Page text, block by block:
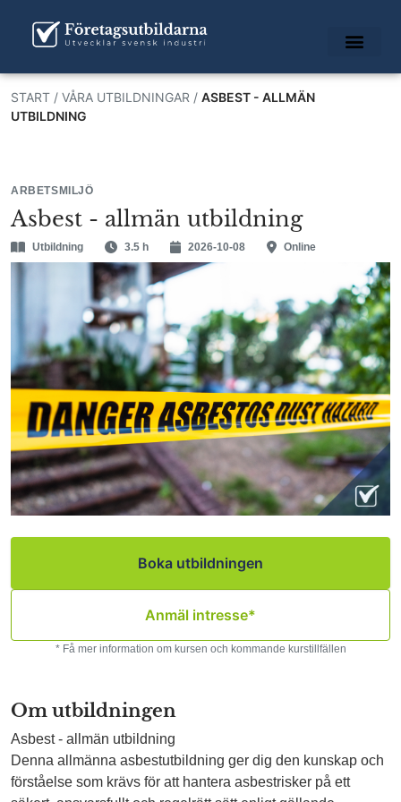
START / VÅRA UTBILDNINGAR / ASBEST - ALLMÄN
UTBILDNING
ARBETSMILJÖ
Asbest - allmän utbildning
Utbildning 3.5 h 2026-10-08 Online
Boka utbildningen
Anmäl intresse*
* Få mer information om kursen och kommande kurstillfällen
Om utbildningen
Asbest - allmän utbildning
Denna allmänna asbestutbildning ger dig den kunskap och
förståelse som krävs för att hantera asbestrisker på ett